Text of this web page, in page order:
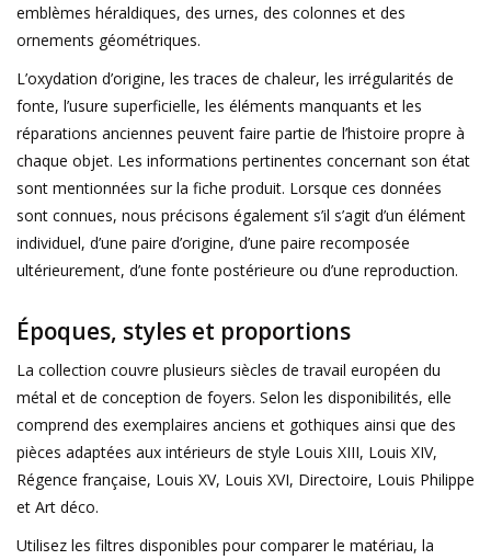
emblèmes héraldiques, des urnes, des colonnes et des
ornements géométriques.
L’oxydation d’origine, les traces de chaleur, les irrégularités de
fonte, l’usure superficielle, les éléments manquants et les
réparations anciennes peuvent faire partie de l’histoire propre à
chaque objet. Les informations pertinentes concernant son état
sont mentionnées sur la fiche produit. Lorsque ces données
sont connues, nous précisons également s’il s’agit d’un élément
individuel, d’une paire d’origine, d’une paire recomposée
ultérieurement, d’une fonte postérieure ou d’une reproduction.
Époques, styles et proportions
La collection couvre plusieurs siècles de travail européen du
métal et de conception de foyers. Selon les disponibilités, elle
comprend des exemplaires anciens et gothiques ainsi que des
pièces adaptées aux intérieurs de style Louis XIII, Louis XIV,
Régence française, Louis XV, Louis XVI, Directoire, Louis Philippe
et Art déco.
Utilisez les filtres disponibles pour comparer le matériau, la